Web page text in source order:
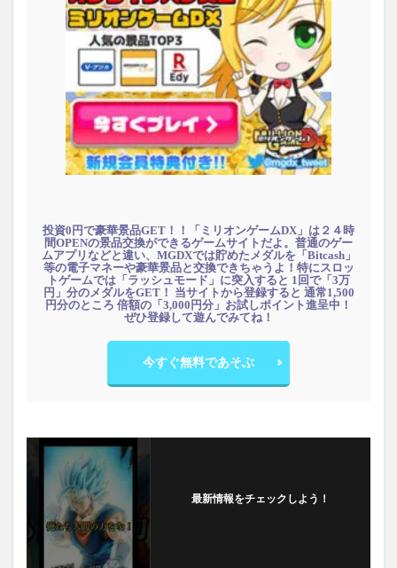
投資0円で豪華景品GET！！「ミリオンゲームDX」は２４時
間OPENの景品交換ができるゲームサイトだよ。普通のゲー
ムアプリなどと違い、MGDXでは貯めたメダルを「Bitcash」
等の電子マネーや豪華景品と交換できちゃうよ！特にスロッ
トゲームでは「ラッシュモード」に突入すると 1回で「3万
円」分のメダルをGET！ 当サイトから登録すると 通常1,500
円分のところ 倍額の「3,000円分」お試しポイント進呈中！
ぜひ登録して遊んでみてね！
今すぐ無料であそぶ
最新情報をチェックしよう！